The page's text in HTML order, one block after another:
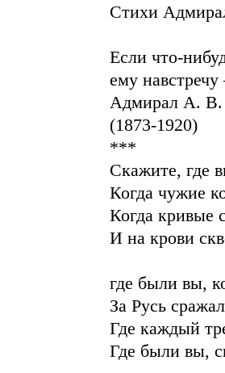
Стихи
Если что-
ему
Адмирал А. В.
(1873-1920)
***
Скажите, где
Когда чужие
Когда кривые
И на крови
где были вы,
За Русь
Где каждый
Где были вы,